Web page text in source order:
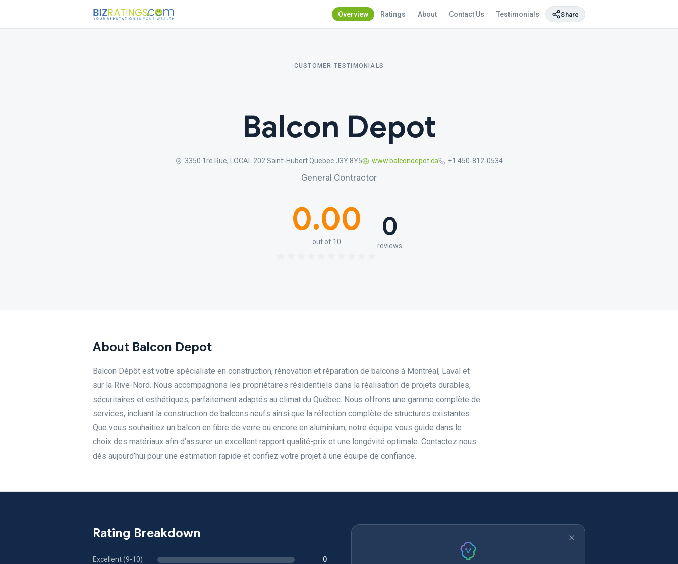
Overview Ratings About Contact Us Testimonials Share
CUSTOMER TESTIMONIALS
Balcon Depot
3350 1re Rue, LOCAL 202 Saint-Hubert Quebec J3Y 8Y5 www.balcondepot.ca +1 450-812-0534
General Contractor
0.00
out of 10 0
reviews
About Balcon Depot
Balcon Dépôt est votre spécialiste en construction, rénovation et réparation de balcons à Montréal, Laval et
sur la Rive-Nord. Nous accompagnons les propriétaires résidentiels dans la réalisation de projets durables,
sécuritaires et esthétiques, parfaitement adaptés au climat du Québec. Nous offrons une gamme complète de
services, incluant la construction de balcons neufs ainsi que la réfection complète de structures existantes.
Que vous souhaitiez un balcon en fibre de verre ou encore en aluminium, notre équipe vous guide dans le
choix des matériaux afin d’assurer un excellent rapport qualité-prix et une longévité optimale. Contactez nous
dès aujourd’hui pour une estimation rapide et confiez votre projet à une équipe de confiance.
Rating Breakdown
Excellent (9-10) 0